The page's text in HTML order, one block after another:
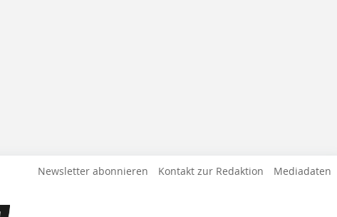
Newsletter abonnieren Kontakt zur Redaktion Mediadaten